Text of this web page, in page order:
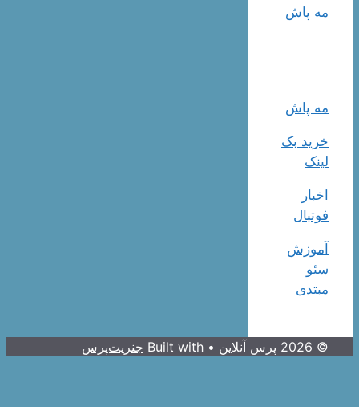
مه پاش
مه پاش
خرید بک
لینک
اخبار
فوتبال
آموزش
سئو
مبتدی
© 2026 پرس آنلاین • Built with جنریت‌پرس